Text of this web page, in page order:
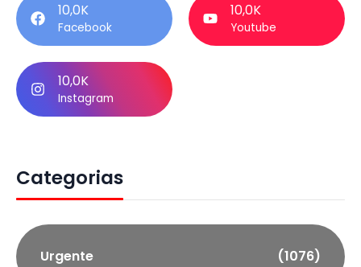
10,0K
Facebook
10,0K
Youtube
10,0K
Instagram
Categorias
Urgente (1076)